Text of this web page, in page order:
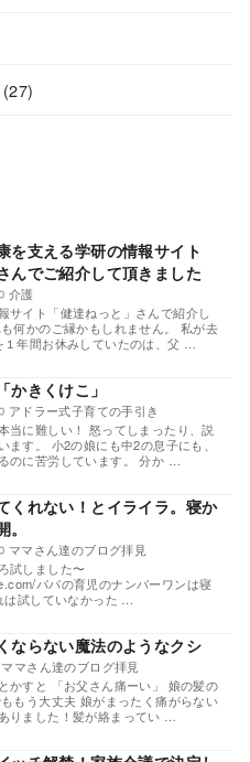
(27)
介護
を支える学研の情報サイト
んでご紹介して頂きました
サイト「健達ねっと」さんで紹介し
何かのご縁かもしれません。 私が去
年間お休みしていたのは、父 …
アドラー式子育ての手引き
かきくけこ」
当に難しい！ 怒ってしまったり、説
ます。 小2の娘にも中2の息子にも、
のに苦労しています。 分か …
ママさん達のブログ拝見
くれない！とイライラ。寝か
試しました〜
パパの育児のナンバーワンは寝
試していなかった …
マさん達のブログ拝見
ならない魔法のようなクシ
かすと 「お父さん痛ーい」 娘の髪の
もう大丈夫 娘がまったく痛がらない
りました！髪が絡まってい …